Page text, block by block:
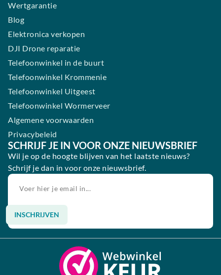
Wertgarantie
Blog
Elektronica verkopen
DJI Drone reparatie
Telefoonwinkel in de buurt
Telefoonwinkel Krommenie
Telefoonwinkel Uitgeest
Telefoonwinkel Wormerveer
Algemene voorwaarden
Privacybeleid
SCHRIJF JE IN VOOR ONZE NIEUWSBRIEF
Wil je op de hoogte blijven van het laatste nieuws?
Schrijf je dan in voor onze nieuwsbrief.
INSCHRIJVEN
Alternative: